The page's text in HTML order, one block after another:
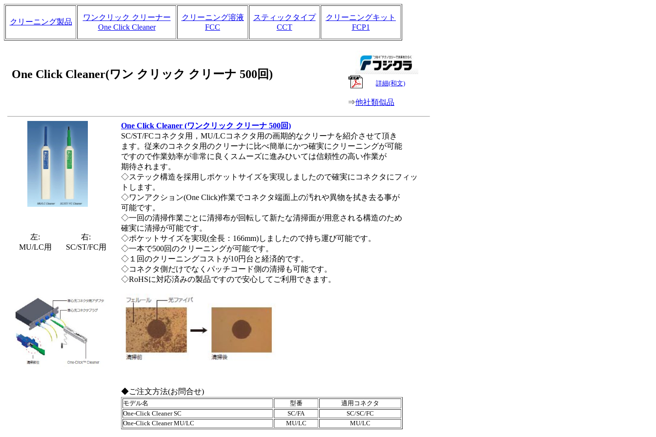
クリーニング製品
ワンクリック クリーナー
One Click Cleaner
クリーニング溶液
FCC
スティックタイプ
CCT
クリーニングキット
FCP1
One Click Cleaner(ワン クリック クリーナ 500回)
詳細(和文)
⇒他社類似品
One Click Cleaner (ワンクリック クリーナ 500回)
SC/ST/FCコネクタ用，MU/LCコネクタ用の画期的なクリーナを紹介させて頂き
ます。従来のコネクタ用のクリーナに比べ簡単にかつ確実にクリーニングが可能
ですので作業効率が非常に良くスムーズに進みひいては信頼性の高い作業が
期待されます。
◇ステック構造を採用しポケットサイズを実現しましたので確実にコネクタにフィッ
トします。
◇ワンアクション(One Click)作業でコネクタ端面上の汚れや異物を拭き去る事が
可能です。
◇一回の清掃作業ごとに清掃布が回転して新たな清掃面が用意される構造のため
確実に清掃が可能です。
◇ポケットサイズを実現(全長：166mm)しましたので持ち運び可能です。
◇一本で500回のクリーニングが可能です。
◇１回のクリーニングコストが10円台と経済的です。
◇コネクタ側だけでなくパッチコード側の清掃も可能です。
◇RoHSに対応済みの製品ですので安心してご利用できます。
左:
MU/LC用
右:
SC/ST/FC用
◆ご注文方法(お問合せ)
モデル名 型番
適用コネクタ
One-Click Cleaner SC
SC/FA
SC/SC/FC
One-Click Cleaner MU/LC
MU/LC MU/LC